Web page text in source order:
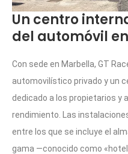
Un centro
del automóvil
Con sede en Marbella, GT
automovilístico privado y un
dedicado a los propietarios y
rendimiento. Las
entre los que se incluye el
gama —conocido como